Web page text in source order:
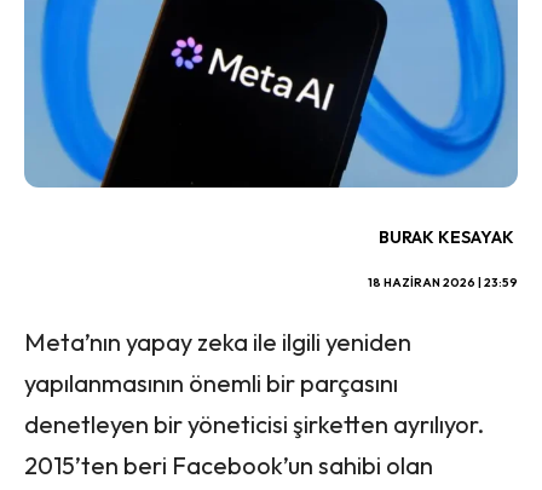
BURAK KESAYAK
18 HAZIRAN 2026 | 23:59
Meta’nın yapay zeka ile ilgili yeniden
yapılanmasının önemli bir parçasını
denetleyen bir yöneticisi şirketten ayrılıyor.
2015’ten beri Facebook’un sahibi olan